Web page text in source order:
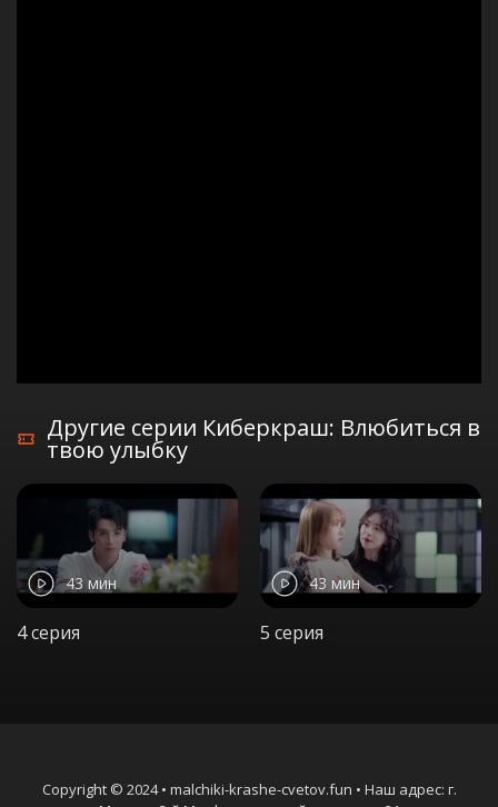
Другие серии Киберкраш: Влюбиться в
твою улыбку
43 мин
4 серия
43 мин
5 серия
Copyright © 2024 • malchiki-krashe-cvetov.fun • Наш адрес: г.